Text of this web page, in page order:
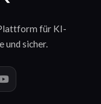
für KI-
und sicher.